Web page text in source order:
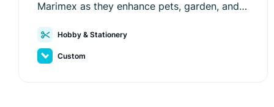
Marimex as they enhance pets, garden, and
innovative solutions.
Hobby & Stationery
Custom